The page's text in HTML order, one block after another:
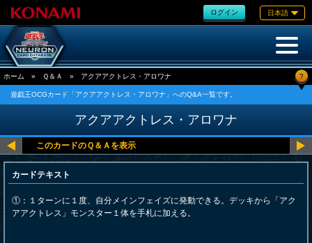
ログイン 日本語
ホーム » Ｑ＆Ａ » アクアアクトレス・アロワナ ?
遊戯王OCGカード「アクアアクトレス・アロワナ」へのQ&A一覧です。
アクアアクトレス・アロワナ
カードテキスト
①：１ターンに１度、自分メインフェイズに発動できる。デッキから「アク
アアクトレス」モンスター１体を手札に加える。